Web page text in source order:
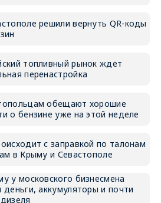
решили вернуть QR-коды
топливный рынок ждёт
перенастройка
обещают хорошие
о бензине уже на этой неделе
с заправкой по талонам
в Крыму и Севастополе
у московского бизнесмена
деньги, аккумуляторы и почти